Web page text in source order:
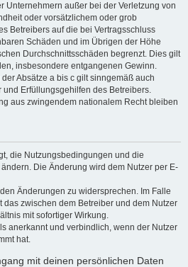
Unternehmern außer bei der Verletzung von
oder vorsätzlichem oder grob
Betreibers auf die bei Vertragsschluss
Schäden und im Übrigen der Höhe
Durchschnittsschäden begrenzt. Dies gilt
insbesondere entgangenen Gewinn.
Absätze a bis c gilt sinngemäß auch
und Erfüllungsgehilfen des Betreibers.
aus zwingendem nationalem Recht bleiben
die Nutzungsbedingungen und die
Die Änderung wird dem Nutzer per E-
Änderungen zu widersprechen. Im Falle
das zwischen dem Betreiber und dem Nutzer
mit sofortiger Wirkung.
anerkannt und verbindlich, wenn der Nutzer
hat.
mit deinen persönlichen Daten